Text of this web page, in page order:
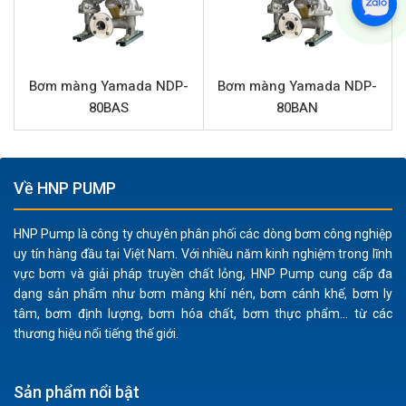
mở rộng phạm vi ứng dụng cho các chất lỏng có độ
nhớt cao hoặc chứa cặn.
Linh hoạt và an toàn: Là loại bơm màng khí nén, NDP-
40BAT không tạo ra tia lửa điện, phù hợp để sử dụng
lực 7 bar, bơm đáp ứng tốt nhu cầu chuyển chất lỏng
Dễ dàng lắp đặt và bảo trì: Thiết kế tối ưu hóa giúp
việc lắp đặt và bảo dưỡng trở nên đơn giản, tiết kiệm
thời gian cho người dùng.
Ứng dụng sản phẩm YAMADA NDP-40BAT
tưởng cho nhiều ngành công nghiệp nhờ khả năng xử lý
Bơm màng Yamada NDP-
80BAS
Bơm màng Yamada NDP-
80BAN
Về HNP PUMP
HNP Pump là công ty chuyên phân phối các dòng bơm công nghiệp
uy tín hàng đầu tại Việt Nam. Với nhiều năm kinh nghiệm trong lĩnh
vực bơm và giải pháp truyền chất lỏng, HNP Pump cung cấp đa
dạng sản phẩm như bơm màng khí nén, bơm cánh khế, bơm ly
tâm, bơm định lượng, bơm hóa chất, bơm thực phẩm... từ các
thương hiệu nổi tiếng thế giới.
Sản phẩm nổi bật